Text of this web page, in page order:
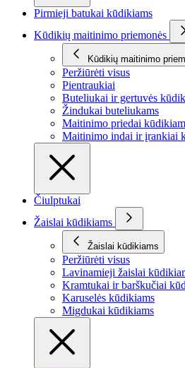
Pirmieji batukai kūdikiams
Kūdikių maitinimo priemonės
Kūdikių maitinimo
Peržiūrėti visus
Pientraukiai
Buteliukai ir gertuvės
Žindukai buteliukams
Maitinimo priedai
Maitinimo indai ir įrankiai
Čiulptukai
Žaislai kūdikiams
Žaislai kūdikiams
Peržiūrėti visus
Lavinamieji žaislai
Kramtukai ir barškučiai
Karuselės kūdikiams
Migdukai kūdikiams